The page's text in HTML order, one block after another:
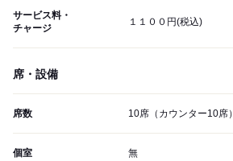
サービス料・
チャージ
１１００円(税込)
席・設備
席数 10席（カウンター10席）
個室 無